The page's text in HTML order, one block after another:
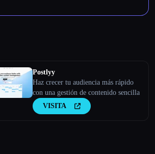
Postlyy
Haz crecer tu audiencia más rápido
con una gestión de contenido sencilla
VISITA